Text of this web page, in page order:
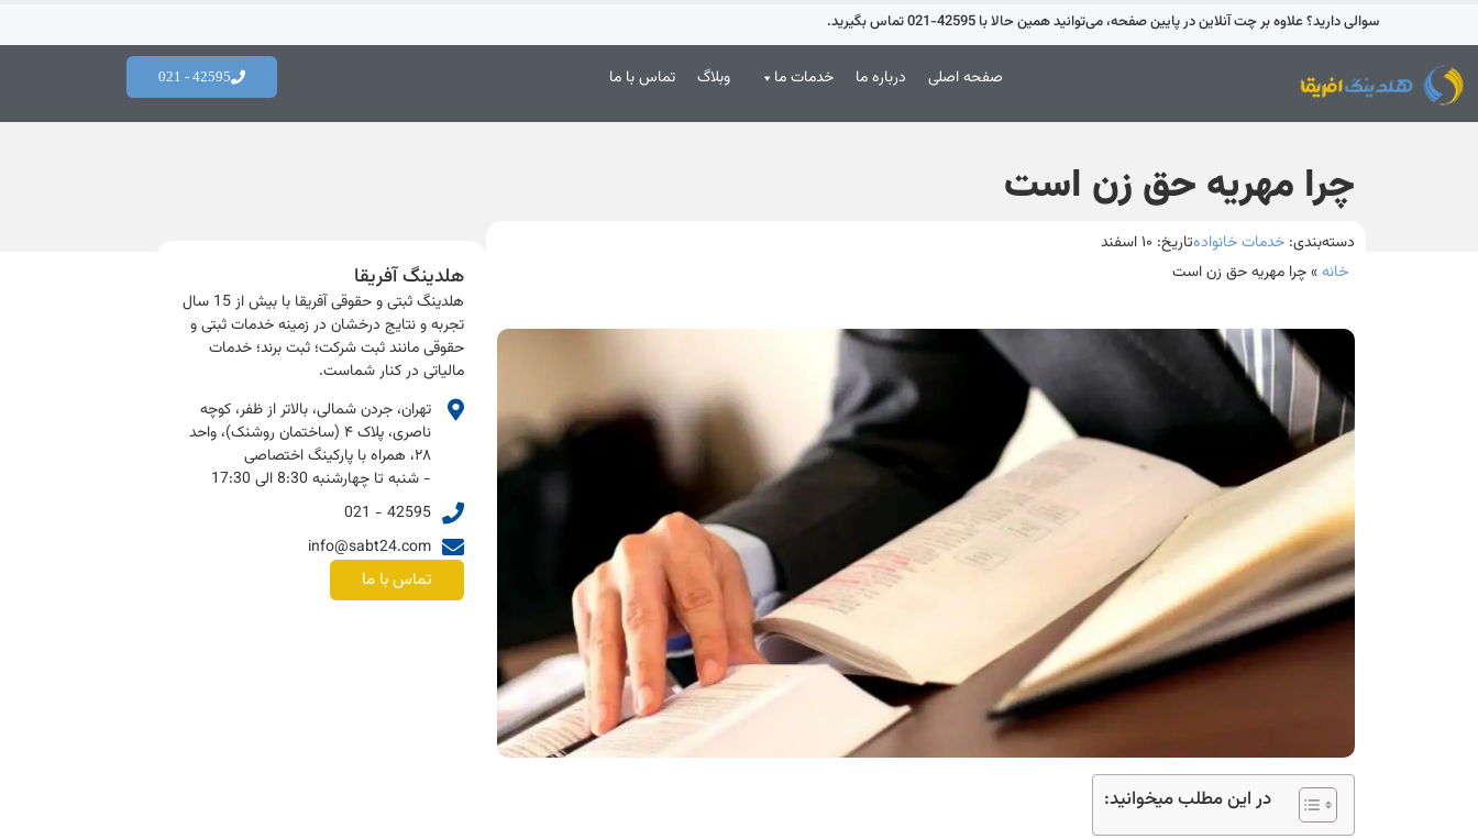
سوالی دارید؟ علاوه بر چت آنلاین در پایین صفحه، می‌توانید همین حالا با 42595-021 تماس بگیرید.
صفحه اصلی درباره ما خدمات ما وبلاگ تماس با ما 42595 - 021
چرا مهریه حق زن است
دسته‌بندی: خدمات خانوادهتاریخ:
خانه»چرا مهریه حق زن است
در این مطلب میخوانید:
هلدینگ آفریقا
هلدینگ ثبتی و حقوقی آفریقا با بیش از 15 سال
تجربه و نتایج درخشان در زمینه خدمات ثبتی و
حقوقی مانند ثبت شرکت؛ ثبت برند؛ خدمات
مالیاتی در کنار شماست.​
تهران، جردن شمالی، بالاتر از ظفر، کوچه
ناصری، پلاک ۴ (ساختمان روشنک)، واحد
۲۸، همراه با پارکینگ اختصاصی
- شنبه تا چهارشنبه 8:30 الی 17:30
42595 - 021
info@sabt24.com
تماس با ما